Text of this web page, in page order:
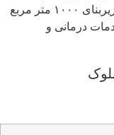
در حال احداث است. این ساختمان که دارای زیربنای ۱۰۰۰ متر مربع
درمانی و